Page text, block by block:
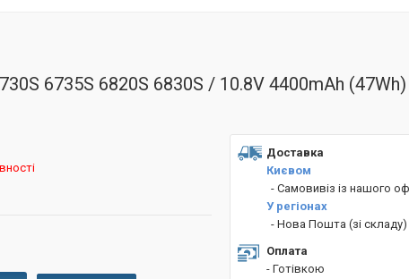
6735S 6820S 6830S / 10.8V 4400mAh (47Wh)
Доставка
Києвом
- Cамовивіз із нашого
У регіонах
- Нова Пошта (зі складу)
Оплата
- Готівкою